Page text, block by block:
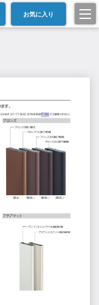
お気に入り